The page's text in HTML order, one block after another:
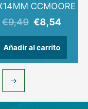
CCMOORE
€9,49 €8,54
Añadir al carrito
→